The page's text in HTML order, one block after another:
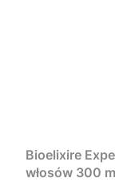
Bioelixire
włosów 300